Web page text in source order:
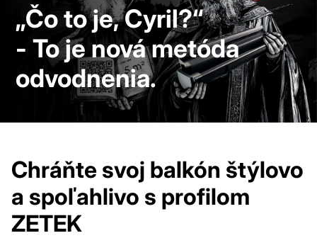
„Čo to je, Cyril?“
- To je nová metóda
odvodnenia.
Chráňte svoj balkón štýlovo
a spoľahlivo s profilom
ZETEK